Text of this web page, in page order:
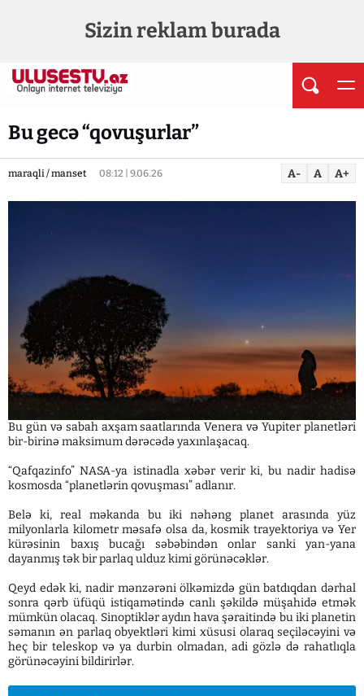
Sizin reklam burada
Bu gecə “qovuşurlar”
maraqli / manset 08:12 | 9.06.26 A- A A+
Bu gün və sabah axşam saatlarında Venera və Yupiter planetləri
bir-birinə maksimum dərəcədə yaxınlaşacaq.
“Qafqazinfo” NASA-ya istinadla xəbər verir ki, bu nadir hadisə
kosmosda “planetlərin qovuşması” adlanır.
Belə ki, real məkanda bu iki nəhəng planet arasında yüz
milyonlarla kilometr məsafə olsa da, kosmik trayektoriya və Yer
kürəsinin baxış bucağı səbəbindən onlar sanki yan-yana
dayanmış tək bir parlaq ulduz kimi görünəcəklər.
Qeyd edək ki, nadir mənzərəni ölkəmizdə gün batdıqdan dərhal
sonra qərb üfüqü istiqamətində canlı şəkildə müşahidə etmək
mümkün olacaq. Sinoptiklər aydın hava şəraitində bu iki planetin
səmanın ən parlaq obyektləri kimi xüsusi olaraq seçiləcəyini və
heç bir teleskop və ya durbin olmadan, adi gözlə də rahatlıqla
görünəcəyini bildirirlər.